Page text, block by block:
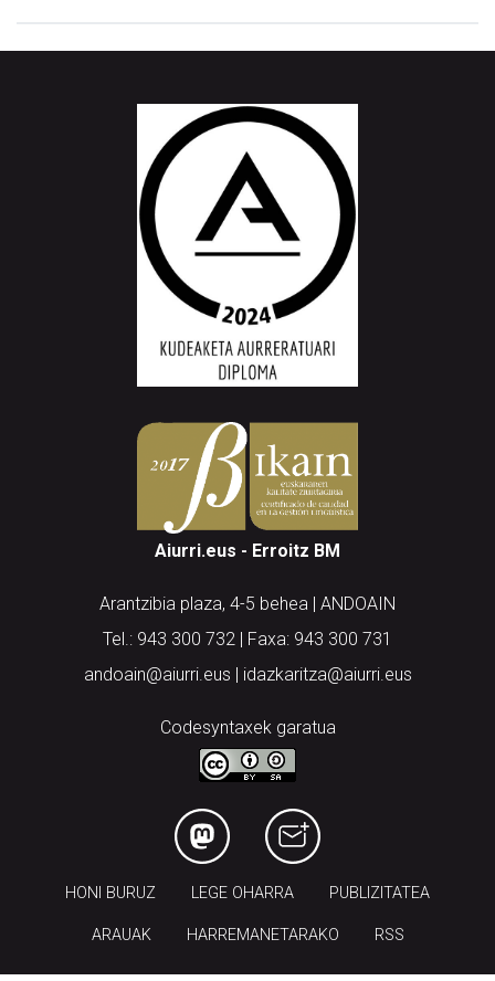
Aiurri.eus - Erroitz BM
Arantzibia plaza, 4-5 behea | ANDOAIN
Tel.: 943 300 732 | Faxa: 943 300 731
andoain@aiurri.eus | idazkaritza@aiurri.eus
Codesyntaxek garatua
HONI BURUZ LEGE OHARRA PUBLIZITATEA
ARAUAK HARREMANETARAKO RSS